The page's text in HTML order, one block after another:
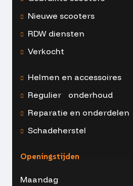
Nieuwe scooters
RDW diensten
Verkocht
Helmen en accessoires
Regulier onderhoud
Reparatie en onderdelen
Schadeherstel
Openingstijden
Maandag